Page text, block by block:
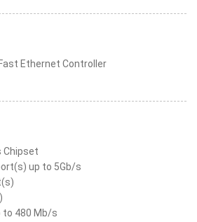
Ethernet Controller
Chipset
up to 5Gb/s
to 480 Mb/s